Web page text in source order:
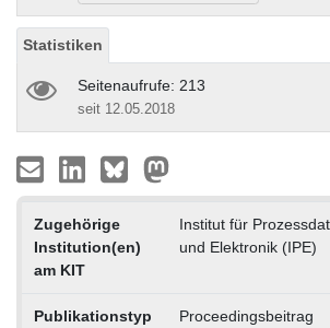
Statistiken
Seitenaufrufe: 213
seit 12.05.2018
Zugehörige
Institution(en)
am KIT
Institut für
und Elektronik (IPE)
Publikationstyp Proceedingsbeitrag